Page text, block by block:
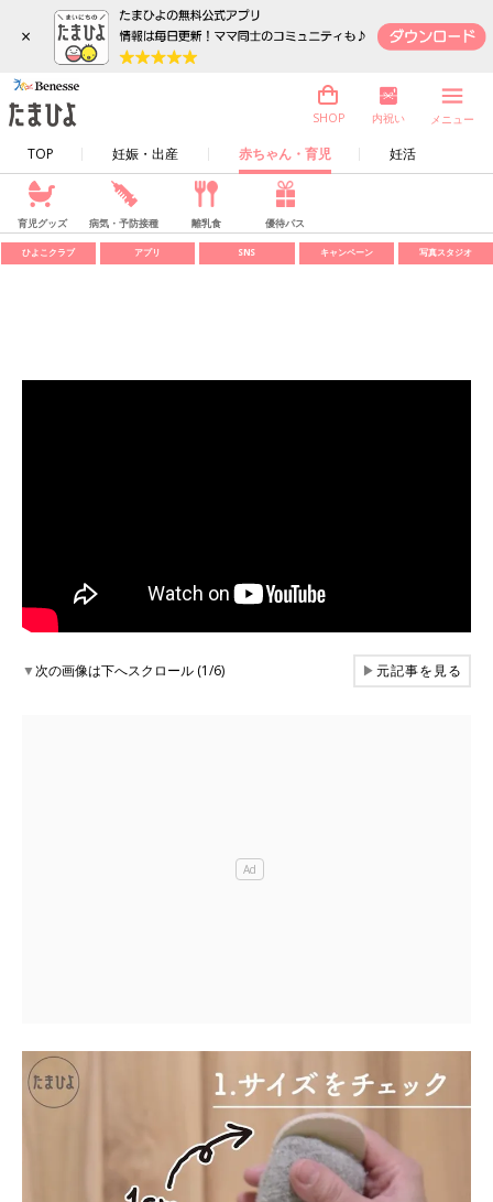
×
TOP 妊娠・出産 赤ちゃん・育児 妊活
SHOP 内祝い メニュー
育児グッズ 病気・予防接種 離乳食 優待パス
ひよこクラブ アプリ SNS キャンペーン 写真スタジオ
▼次の画像は下へスクロール (1/6) ▶元記事を見る